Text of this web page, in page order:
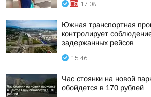
17:08
Южная транспортная
контролирует
задержанных рейсов
15:46
Час стоянки на новой
обойдется в 170 рублей